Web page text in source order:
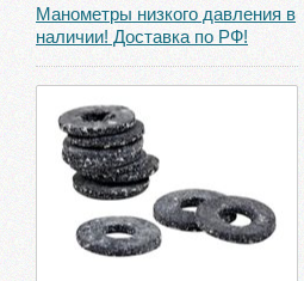
Манометры низкого давления в
наличии! Доставка по РФ!